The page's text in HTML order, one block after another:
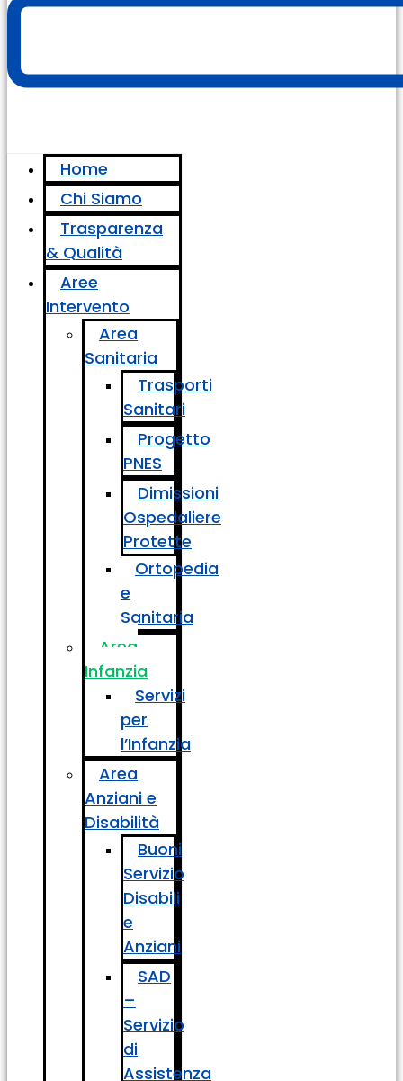
Home
Chi Siamo
Trasparenza
& Qualità
Aree
Intervento
Area
Sanitaria
Trasporti
Sanitari
Progetto
PNES
Dimissioni
Ospedaliere
Protette
Ortopedia
e
Sanitaria
Area
Infanzia
Servizi
per
l’Infanzia
Area
Anziani e
Disabilità
Buoni
Servizio
Disabili
e
Anziani
SAD
–
Servizio
di
Assistenza